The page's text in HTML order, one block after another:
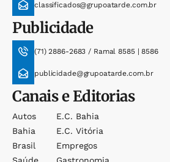
classificados@grupoatarde.com.br
Publicidade
(71) 2886-2683 / Ramal 8585 | 8586
publicidade@grupoatarde.com.br
Canais e Editorias
Autos
Bahia
Brasil
E.c. Bahia
E.c. Vitória
Empregos